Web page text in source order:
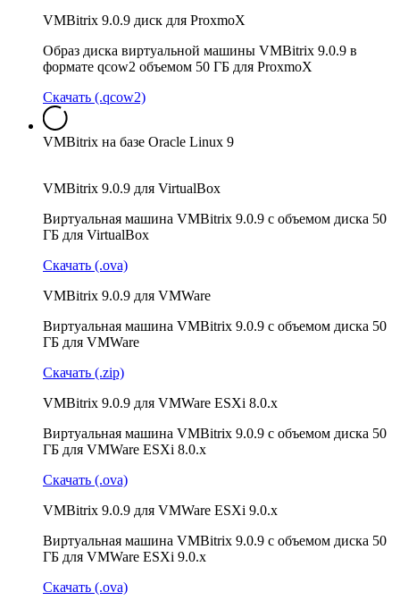
VMBitrix 9.0.9 диск для ProxmoX
Образ диска виртуальной машины VMBitrix 9.0.9 в
формате qcow2 объемом 50 ГБ для ProxmoX
Скачать (.qcow2)
VMBitrix на базе Oracle Linux 9
VMBitrix 9.0.9 для VirtualBox
Виртуальная машина VMBitrix 9.0.9 с объемом диска 50
ГБ для VirtualBox
Скачать (.ova)
VMBitrix 9.0.9 для VMWare
Виртуальная машина VMBitrix 9.0.9 с объемом диска 50
ГБ для VMWare
Скачать (.zip)
VMBitrix 9.0.9 для VMWare ESXi 8.0.x
Виртуальная машина VMBitrix 9.0.9 с объемом диска 50
ГБ для VMWare ESXi 8.0.x
Скачать (.ova)
VMBitrix 9.0.9 для VMWare ESXi 9.0.x
Виртуальная машина VMBitrix 9.0.9 с объемом диска 50
ГБ для VMWare ESXi 9.0.x
Скачать (.ova)